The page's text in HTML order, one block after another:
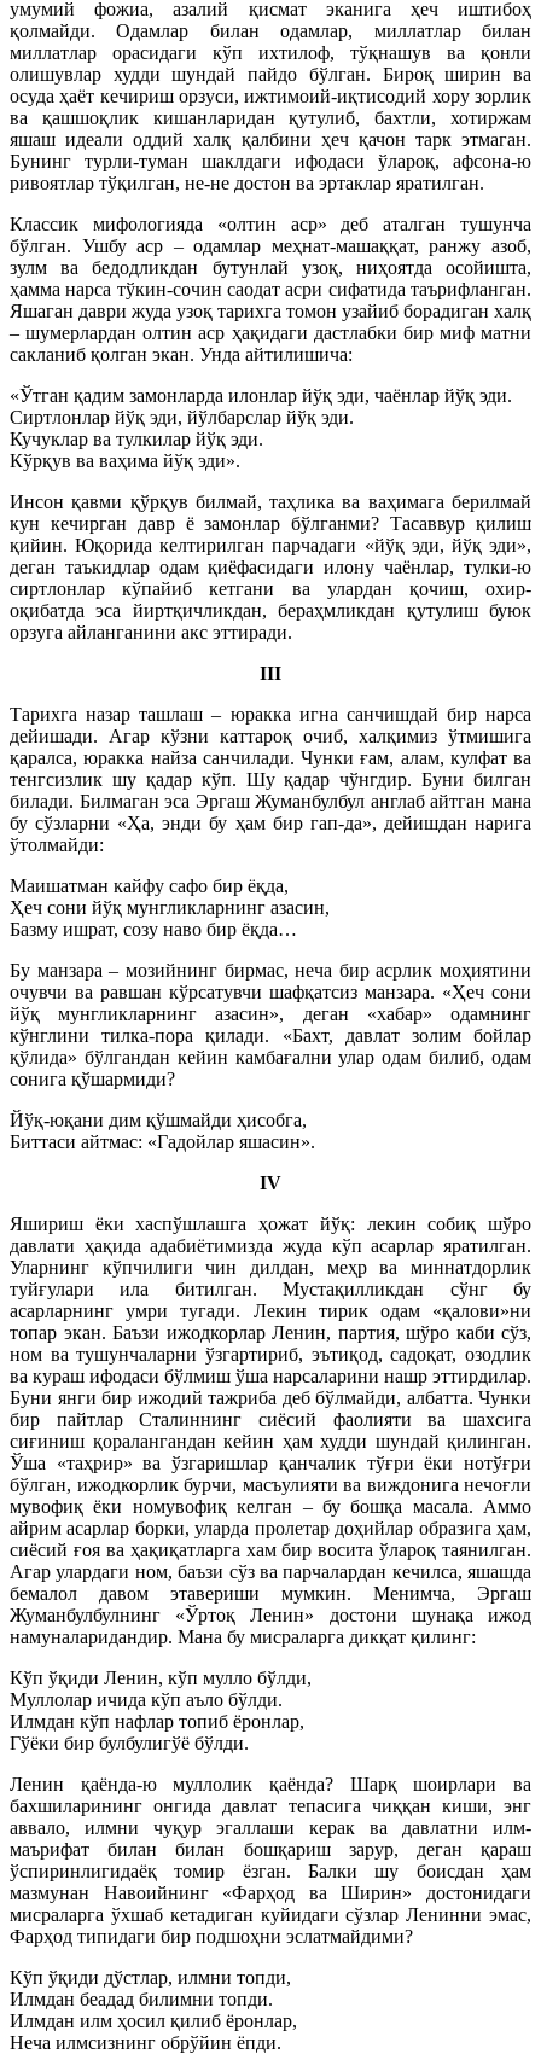
умумий фожиа, азалий қисмат эканига ҳеч иштибоҳ
қолмайди. Одамлар билан одамлар, миллатлар билан
миллатлар орасидаги кўп ихтилоф, тўқнашув ва қонли
олишувлар худди шундай пайдо бўлган. Бироқ ширин ва
осуда ҳаёт кечириш орзуси, ижтимоий-иқтисодий хору зорлик
ва қашшоқлик кишанларидан қутулиб, бахтли, хотиржам
яшаш идеали оддий халқ қалбини ҳеч қачон тарк этмаган.
Бунинг турли-туман шаклдаги ифодаси ўлароқ, афсона-ю
ривоятлар тўқилган, не-не достон ва эртаклар яратилган.
Классик мифологияда «олтин аср» деб аталган тушунча
бўлган. Ушбу аср – одамлар меҳнат-машаққат, ранжу азоб,
зулм ва бедодликдан бутунлай узоқ, ниҳоятда осойишта,
ҳамма нарса тўкин-сочин саодат асри сифатида таърифланган.
Яшаган даври жуда узоқ тарихга томон узайиб борадиган халқ
– шумерлардан олтин аср ҳақидаги дастлабки бир миф матни
сакланиб қолган экан. Унда айтилишича:
«Ўтган қадим замонларда илонлар йўқ эди, чаёнлар йўқ эди.
Сиртлонлар йўқ эди, йўлбарслар йўқ эди.
Кучуклар ва тулкилар йўқ эди.
Кўрқув ва ваҳима йўқ эди».
Инсон қавми қўрқув билмай, таҳлика ва ваҳимага берилмай
кун кечирган давр ё замонлар бўлганми? Тасаввур қилиш
қийин. Юқорида келтирилган парчадаги «йўқ эди, йўқ эди»,
деган таъкидлар одам қиёфасидаги илону чаёнлар, тулки-ю
сиртлонлар кўпайиб кетгани ва улардан қочиш, охир-
оқибатда эса йиртқичликдан, бераҳмликдан қутулиш буюк
орзуга айланганини акс эттиради.
III
Тарихга назар ташлаш – юракка игна санчишдай бир нарса
дейишади. Агар кўзни каттароқ очиб, халқимиз ўтмишига
қаралса, юракка найза санчилади. Чунки ғам, алам, кулфат ва
тенгсизлик шу қадар кўп. Шу қадар чўнгдир. Буни билган
билади. Билмаган эса Эргаш Жуманбулбул англаб айтган мана
бу сўзларни «Ҳа, энди бу ҳам бир гап-да», дейишдан нарига
ўтолмайди:
Маишатман кайфу сафо бир ёқда,
Ҳеч сони йўқ мунгликларнинг азасин,
Базму ишрат, созу наво бир ёқда…
Бу манзара – мозийнинг бирмас, неча бир асрлик моҳиятини
очувчи ва равшан кўрсатувчи шафқатсиз манзара. «Ҳеч сони
йўқ мунгликларнинг азасин», деган «хабар» одамнинг
кўнглини тилка-пора қилади. «Бахт, давлат золим бойлар
қўлида» бўлгандан кейин камбағални улар одам билиб, одам
сонига қўшармиди?
Йўқ-юқани дим қўшмайди ҳисобга,
Биттаси айтмас: «Гадойлар яшасин».
IV
Яшириш ёки хаспўшлашга ҳожат йўқ: лекин собиқ шўро
давлати ҳақида адабиётимизда жуда кўп асарлар яратилган.
Уларнинг кўпчилиги чин дилдан, меҳр ва миннатдорлик
туйғулари ила битилган. Мустақилликдан сўнг бу
асарларнинг умри тугади. Лекин тирик одам «қалови»ни
топар экан. Баъзи ижодкорлар Ленин, партия, шўро каби сўз,
ном ва тушунчаларни ўзгартириб, эътиқод, садоқат, озодлик
ва кураш ифодаси бўлмиш ўша нарсаларини нашр эттирдилар.
Буни янги бир ижодий тажриба деб бўлмайди, албатта. Чунки
бир пайтлар Сталиннинг сиёсий фаолияти ва шахсига
сиғиниш қоралангандан кейин ҳам худди шундай қилинган.
Ўша «таҳрир» ва ўзгаришлар қанчалик тўғри ёки нотўғри
бўлган, ижодкорлик бурчи, масъулияти ва виждонига нечоғли
мувофиқ ёки номувофиқ келган – бу бошқа масала. Аммо
айрим асарлар борки, уларда пролетар доҳийлар образига ҳам,
сиёсий ғоя ва ҳақиқатларга хам бир восита ўлароқ таянилган.
Агар улардаги ном, баъзи сўз ва парчалардан кечилса, яшашда
бемалол давом этавериши мумкин. Менимча, Эргаш
Жуманбулбулнинг «Ўртоқ Ленин» достони шунақа ижод
намуналаридандир. Мана бу мисраларга дикқат қилинг:
Кўп ўқиди Ленин, кўп мулло бўлди,
Муллолар ичида кўп аъло бўлди.
Илмдан кўп нафлар топиб ёронлар,
Гўёки бир булбулигўё бўлди.
Ленин қаёнда-ю муллолик қаёнда? Шарқ шоирлари ва
бахшиларининг онгида давлат тепасига чиққан киши, энг
аввало, илмни чуқур эгаллаши керак ва давлатни илм-
маърифат билан билан бошқариш зарур, деган қараш
ўспиринлигидаёқ томир ёзган. Балки шу боисдан ҳам
мазмунан Навоийнинг «Фарҳод ва Ширин» достонидаги
мисраларга ўхшаб кетадиган куйидаги сўзлар Ленинни эмас,
Фарҳод типидаги бир подшоҳни эслатмайдими?
Кўп ўқиди дўстлар, илмни топди,
Илмдан беадад билимни топди.
Илмдан илм ҳосил қилиб ёронлар,
Неча илмсизнинг обрўйин ёпди.